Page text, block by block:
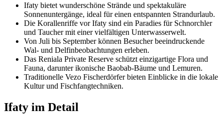
Ifaty bietet wunderschöne Strände und spektakuläre
Sonnenuntergänge, ideal für einen entspannten Strandurlaub.
Die Korallenriffe vor Ifaty sind ein Paradies für Schnorchler
und Taucher mit einer vielfältigen Unterwasserwelt.
Von Juli bis September können Besucher beeindruckende
Wal- und Delfinbeobachtungen erleben.
Das Reniala Private Reserve schützt einzigartige Flora und
Fauna, darunter ikonische Baobab-Bäume und Lemuren.
Traditionelle Vezo Fischerdörfer bieten Einblicke in die lokale
Kultur und Fischfangtechniken.
Ifaty im Detail